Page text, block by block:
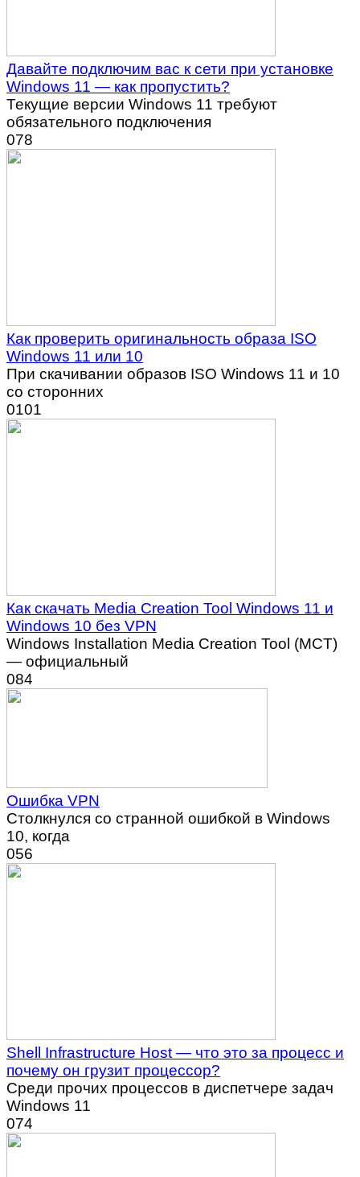
Давайте подключим вас к сети при установке
Windows 11 — как пропустить?
Текущие версии Windows 11 требуют
обязательного подключения
078
Как проверить оригинальность образа ISO
Windows 11 или 10
При скачивании образов ISO Windows 11 и 10
со сторонних
0101
Как скачать Media Creation Tool Windows 11 и
Windows 10 без VPN
Windows Installation Media Creation Tool (MCT)
— официальный
084
Ошибка VPN
Столкнулся со странной ошибкой в Windows
10, когда
056
Shell Infrastructure Host — что это за процесс и
почему он грузит процессор?
Среди прочих процессов в диспетчере задач
Windows 11
074